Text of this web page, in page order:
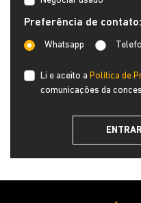
Preferência de contato:
Whatsapp
Li e aceito a Política de
comunicações da